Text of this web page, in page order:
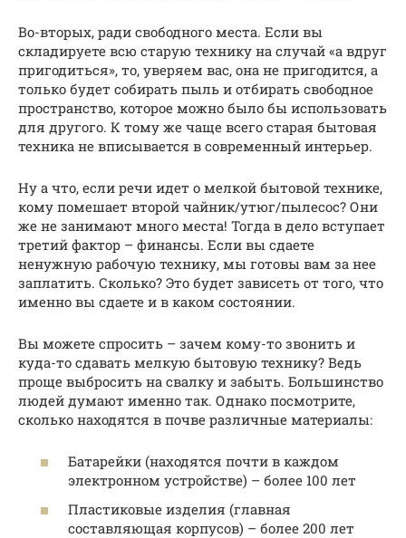
Во-вторых, ради свободного места. Если вы
складируете всю старую технику на случай «а вдруг
пригодиться», то, уверяем вас, она не пригодится, а
только будет собирать пыль и отбирать свободное
пространство, которое можно было бы использовать
для другого. К тому же чаще всего старая бытовая
техника не вписывается в современный интерьер.
Ну а что, если речи идет о мелкой бытовой технике,
кому помешает второй чайник/утюг/пылесос? Они
же не занимают много места! Тогда в дело вступает
третий фактор – финансы. Если вы сдаете
ненужную рабочую технику, мы готовы вам за нее
заплатить. Сколько? Это будет зависеть от того, что
именно вы сдаете и в каком состоянии.
Вы можете спросить – зачем кому-то звонить и
куда-то сдавать мелкую бытовую технику? Ведь
проще выбросить на свалку и забыть. Большинство
людей думают именно так. Однако посмотрите,
сколько находятся в почве различные материалы:
Батарейки (находятся почти в каждом
электронном устройстве) – более 100 лет
Пластиковые изделия (главная
составляющая корпусов) – более 200 лет